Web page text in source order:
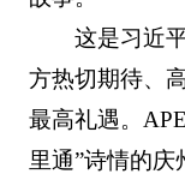
这是习近
方热切期待、
最高礼遇。
里通”诗情的庆